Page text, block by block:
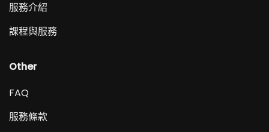
服務介紹
課程與服務
Other
FAQ
服務條款